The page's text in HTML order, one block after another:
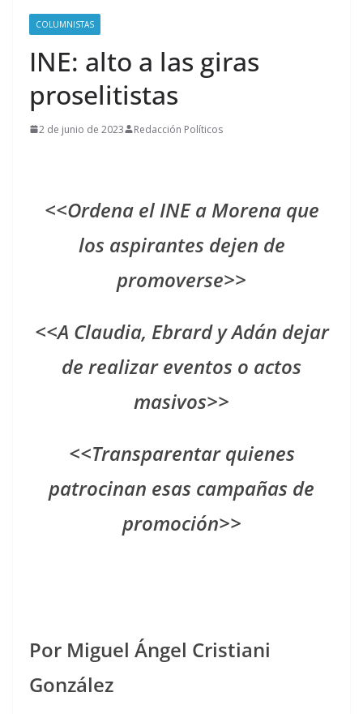
COLUMNISTAS
INE: alto a las giras
proselitistas
2 de junio de 2023 Redacción Políticos
<<Ordena el INE a Morena que
los aspirantes dejen de
promoverse>>
<<A Claudia, Ebrard y Adán dejar
de realizar eventos o actos
masivos>>
<<Transparentar quienes
patrocinan esas campañas de
promoción>>
Por Miguel Ángel Cristiani
González